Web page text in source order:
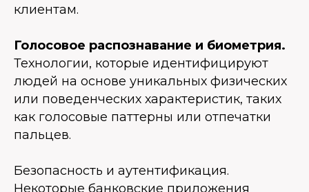
клиентам.
Голосовое распознавание и биометрия.
Технологии, которые идентифицируют
людей на основе уникальных физических
или поведенческих характеристик, таких
как голосовые паттерны или отпечатки
пальцев.
Безопасность и аутентификация.
Некоторые банковские приложения